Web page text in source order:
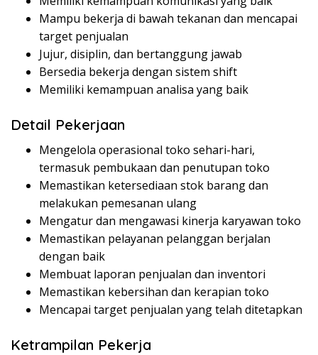
Mampu bekerja di bawah tekanan dan mencapai
target penjualan
Jujur, disiplin, dan bertanggung jawab
Bersedia bekerja dengan sistem shift
Memiliki kemampuan analisa yang baik
Detail Pekerjaan
Mengelola operasional toko sehari-hari,
termasuk pembukaan dan penutupan toko
Memastikan ketersediaan stok barang dan
melakukan pemesanan ulang
Mengatur dan mengawasi kinerja karyawan toko
Memastikan pelayanan pelanggan berjalan
dengan baik
Membuat laporan penjualan dan inventori
Memastikan kebersihan dan kerapian toko
Mencapai target penjualan yang telah ditetapkan
Ketrampilan Pekerja